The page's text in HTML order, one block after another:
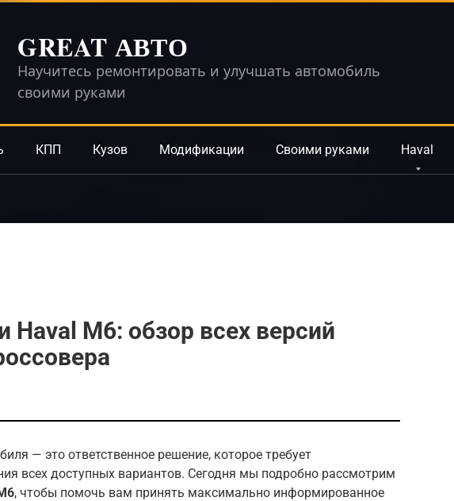
GREAT АВТО
Научитесь ремонтировать и улучшать автомобиль
своими руками
КПП Кузов Модификации Своими руками Haval
Haval M6: обзор всех версий
— это ответственное решение, которое требует
всех доступных вариантов. Сегодня мы подробно рассмотрим
, чтобы помочь вам принять максимально информированное